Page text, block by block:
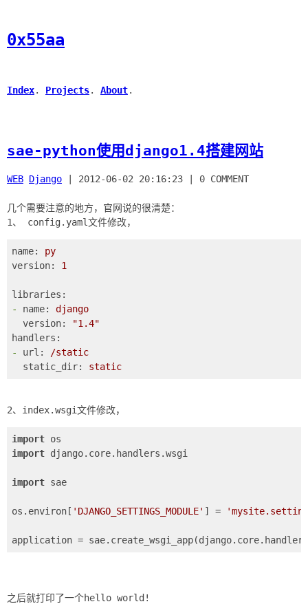
0x55aa
Index. Projects. About.
sae-python使用django1.4搭建网站
WEB Django 2012-06-02 20:16:23 0 COMMENT
几个需要注意的地方，官网说的很清楚：
name:
py
version:
1
libraries:
-
name:
django
version:
"1.4"
handlers:
-
url:
/static
static_dir:
static
import
import django.core.handlers.wsgi
import sae
os.environ[ 'DJANGO_SETTINGS_MODULE' ] =
application =
之后就打印了一个hello world!